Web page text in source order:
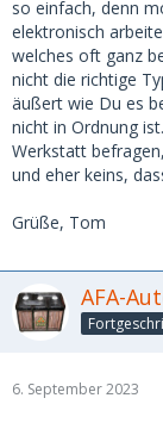
so einfach, denn
elektronisch
welches oft ganz
nicht die richtige
äußert wie Du es
nicht in Ordnung
Werkstatt
und eher keins,
Grüße, Tom
AFA-
6. September 2023